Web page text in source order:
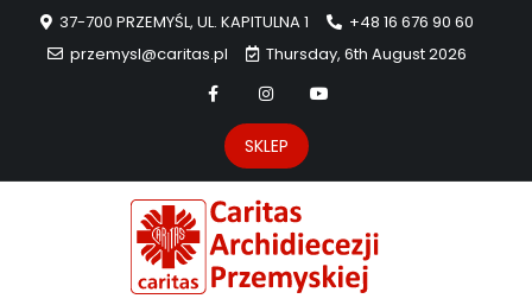
37-700 PRZEMYŚL, UL. KAPITULNA 1
+48 16 676 90 60
przemysl@caritas.pl
Thursday, 6th August 2026
SKLEP